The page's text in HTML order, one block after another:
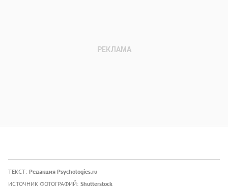
ТЕКСТ: Редакция Psychologies.ru
ИСТОЧНИК ФОТОГРАФИЙ: Shutterstock